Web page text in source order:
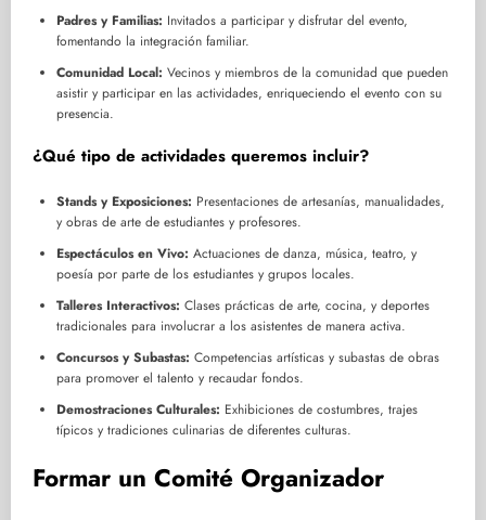
Padres y Familias: Invitados a participar y disfrutar del evento,
fomentando la integración familiar.
Comunidad Local: Vecinos y miembros de la comunidad que pueden
asistir y participar en las actividades, enriqueciendo el evento con su
presencia.
¿Qué tipo de actividades queremos incluir?
Stands y Exposiciones: Presentaciones de artesanías, manualidades,
y obras de arte de estudiantes y profesores.
Espectáculos en Vivo: Actuaciones de danza, música, teatro, y
poesía por parte de los estudiantes y grupos locales.
Talleres Interactivos: Clases prácticas de arte, cocina, y deportes
tradicionales para involucrar a los asistentes de manera activa.
Concursos y Subastas: Competencias artísticas y subastas de obras
para promover el talento y recaudar fondos.
Demostraciones Culturales: Exhibiciones de costumbres, trajes
típicos y tradiciones culinarias de diferentes culturas.
Formar un Comité Organizador